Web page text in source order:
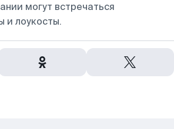
могут встречаться
и лоукосты.